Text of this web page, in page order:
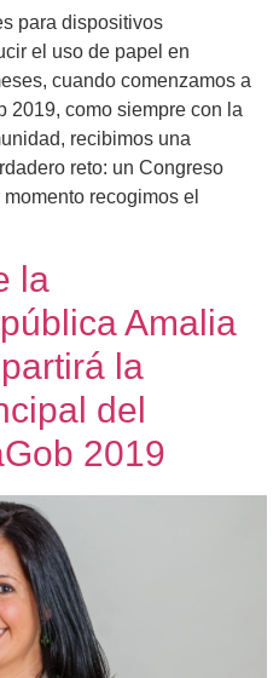
para dispositivos
el uso de papel en
cuando comenzamos a
2019, como siempre con la
recibimos una
reto: un Congreso
recogimos el
la
Amalia
la
del
2019